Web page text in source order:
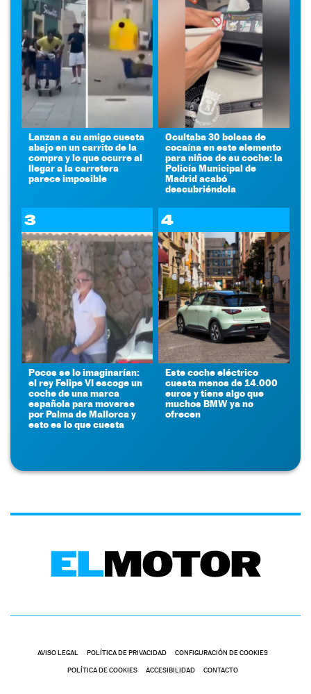
Lanzan a su amigo cuesta
abajo en un carrito de la
compra y lo que ocurre al
llegar a la carretera
parece imposible
Ocultaba 30 bolsas de
cocaína en este elemento
para niños de su coche: la
Policía Municipal de
Madrid acabó
descubriéndola
3
Pocos se lo imaginarían:
el rey Felipe VI escoge un
coche de una marca
española para moverse
por Palma de Mallorca y
esto es lo que cuesta
4
Este coche eléctrico
cuesta menos de 14.000
euros y tiene algo que
muchos BMW ya no
ofrecen
AVISO LEGAL POLÍTICA DE PRIVACIDAD CONFIGURACIÓN DE COOKIES
POLÍTICA DE COOKIES ACCESIBILIDAD CONTACTO